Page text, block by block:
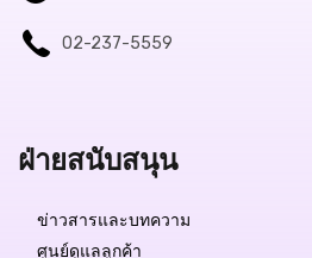
02-237-5559
ฝ่ายสนับสนุน
ข่าวสารและบทความ
ศูนย์ดูแลลูกค้า